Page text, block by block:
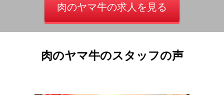
肉のヤマ牛の求人を見る
肉のヤマ牛のスタッフの声